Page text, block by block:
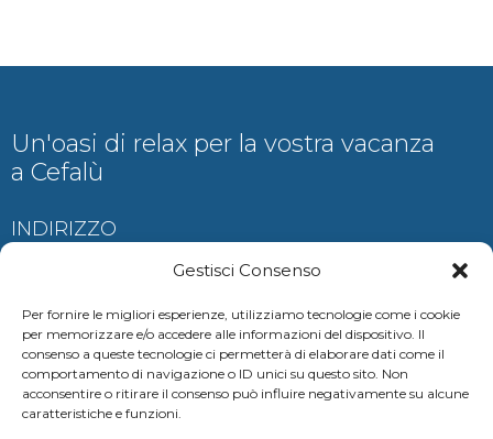
Gestisci Consenso
Per fornire le migliori esperienze, utilizziamo tecnologie come i cookie
per memorizzare e/o accedere alle informazioni del dispositivo. Il
consenso a queste tecnologie ci permetterà di elaborare dati come il
comportamento di navigazione o ID unici su questo sito. Non
acconsentire o ritirare il consenso può influire negativamente su alcune
caratteristiche e funzioni.
Un'oasi di relax per la vostra vacanza
a Cefalù
INDIRIZZO
Contrada Ogliastrillo, Cefalù
CONTATTI
auramariscefalu@gmail.com